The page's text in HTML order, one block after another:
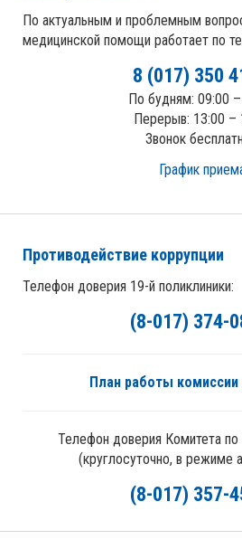
По актуальным и проблемным
медицинской помощи работает по
8 (017) 350
По будням: 09:00
Перерыв: 13:00 –
Звонок
График
Противодействие коррупции
Телефон доверия 19-й поликлиники:
(8-017) 374-
План работы комиссии
Телефон доверия Комитета
(круглосуточно, в режиме
(8-017) 357-